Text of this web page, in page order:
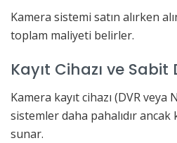
Kamera sistemi satın alırken
toplam maliyeti belirler.
Kayıt Cihazı ve
Kamera kayıt cihazı (DVR
sistemler daha pahalıdır ancak
sunar.